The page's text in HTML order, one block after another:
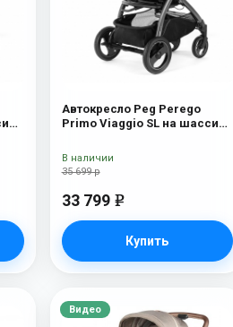
Автокресло Peg Perego
Primo Viaggio SL на шасси
White/Black) Riviera
35 699 р
33 799 e
Купить
В наличии
Видео